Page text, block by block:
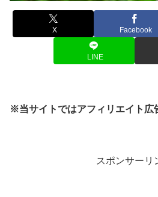
X Facebook
LINE
※当サイトではアフィリエイト広
スポンサーリ